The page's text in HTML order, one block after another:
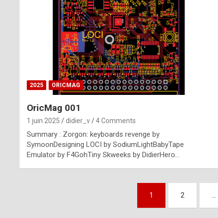
2025 ORICMAG
OricMag 001
1 juin 2025 didier_v 4 Comments
Summary : Zorgon: keyboards revenge by
SymoonDesigning LOCI by SodiumLightBabyTape
Emulator by F4GohTiny Skweeks by DidierHero…
1 2 …